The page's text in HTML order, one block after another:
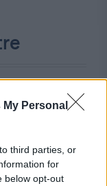
Personal
third parties, or
for
below opt-out